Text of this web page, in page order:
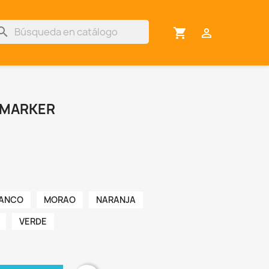

shopping_cart
MORAO
NARANJA
VERDE